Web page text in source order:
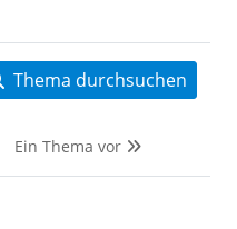
Thema durchsuchen
Ein Thema vor